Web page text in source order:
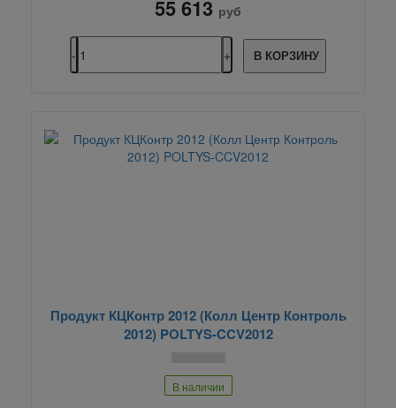
55 613 руб
В КОРЗИНУ
Продукт КЦКонтр 2012 (Колл Центр Контроль
2012) POLTYS-CCV2012
В наличии